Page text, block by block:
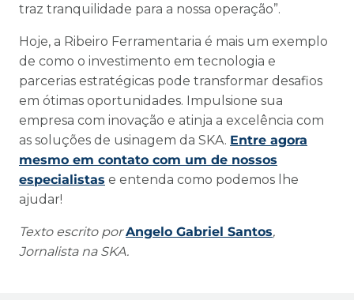
traz tranquilidade para a nossa operação”.
Hoje, a Ribeiro Ferramentaria é mais um exemplo
de como o investimento em tecnologia e
parcerias estratégicas pode transformar desafios
em ótimas oportunidades. Impulsione sua
empresa com inovação e atinja a excelência com
as soluções de usinagem da SKA. Entre agora
mesmo em contato com um de nossos
especialistas e entenda como podemos lhe
ajudar!
Texto escrito porAngelo Gabriel Santos,
Jornalista na SKA.